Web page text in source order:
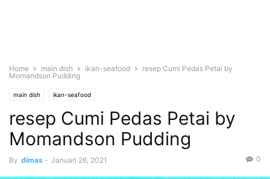
Home main dish ikan-seafood
resep Cumi Pedas Petai by
Momandson Pudding
main dish ikan-seafood
resep Cumi Pedas Petai by
Momandson Pudding
By dimas - Januari 26, 2021 0